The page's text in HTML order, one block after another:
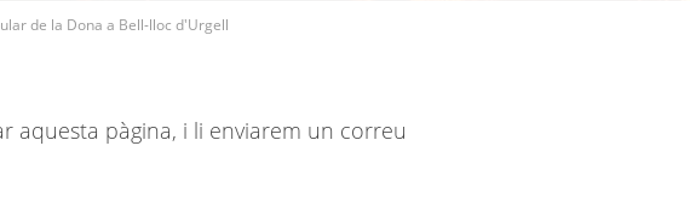
de la Dona a Bell-lloc d'Urgell
aquesta pàgina, i li enviarem un correu